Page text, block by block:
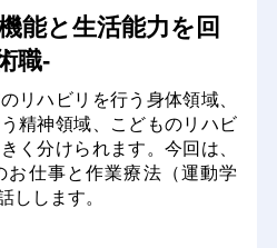
能と生活能力を回
職-
リハビリを行う身体領域、
精神領域、こどものリハビ
く分けられます。今回は、
お仕事と作業療法（運動学
しします。